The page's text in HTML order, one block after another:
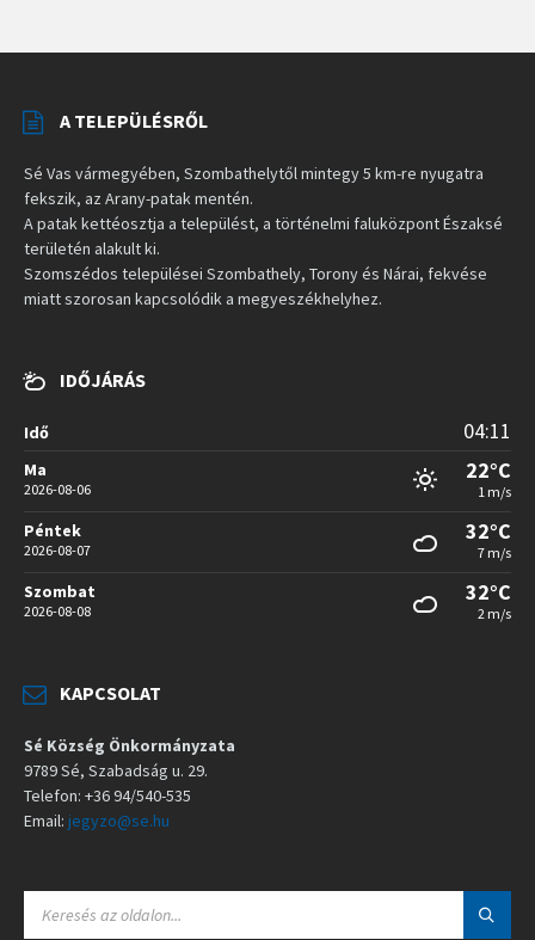
A TELEPÜLÉSRŐL
Sé Vas vármegyében, Szombathelytől mintegy 5 km-re nyugatra
fekszik, az Arany-patak mentén.
A patak kettéosztja a települést, a történelmi faluközpont Északsé
területén alakult ki.
Szomszédos települései Szombathely, Torony és Nárai, fekvése
miatt szorosan kapcsolódik a megyeszékhelyhez.
IDŐJÁRÁS
Idő 04:11
Ma
2026-08-06
22°C
1 m/s
Péntek
2026-08-07
32°C
7 m/s
Szombat
2026-08-08
32°C
2 m/s
KAPCSOLAT
Sé Község Önkormányzata
9789 Sé, Szabadság u. 29.
Telefon: +36 94/540-535
Email: jegyzo@se.hu
A